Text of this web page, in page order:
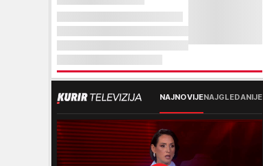
NAJNOVIJENAJGLEDANIJE